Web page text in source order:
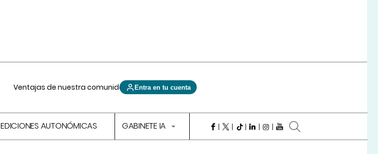
Ventajas de nuestra comunidad Entra en tu cuenta
EDICIONES AUTONÓMICAS GABINETE IA